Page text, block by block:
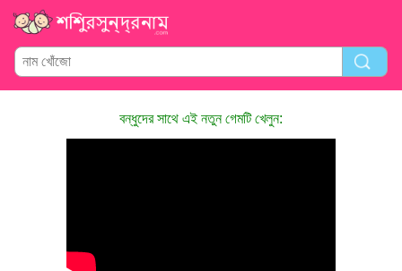
বন্ধুদের সাথে এই নতুন গেমটি খেলুন: